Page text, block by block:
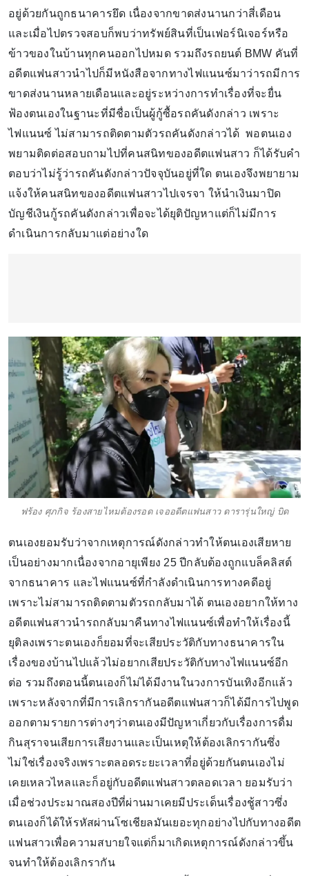
อยู่ด้วยกันถูกธนาคารยึด เนื่องจากขาดส่งนานกว่าสี่เดือน
และเมื่อไปตรวจสอบก็พบว่าทรัพย์สินที่เป็นเฟอร์นิเจอร์หรือ
ข้าวของในบ้านทุกคนออกไปหมด รวมถึงรถยนต์ BMW คันที่
อดีตแฟนสาวนำไปก็มีหนังสือจากทางไฟแนนซ์มาว่ารถมีการ
ขาดส่งนานหลายเดือนและอยู่ระหว่างการทำเรื่องที่จะยื่น
ฟ้องตนเองในฐานะที่มีชื่อเป็นผู้กู้ซื้อรถคันดังกล่าว เพราะ
ไฟแนนซ์ ไม่สามารถติดตามตัวรถคันดังกล่าวได้ พอตนเอง
พยามติดต่อสอบถามไปที่คนสนิทของอดีตแฟนสาว ก็ได้รับคำ
ตอบว่าไม่รู้ว่ารถคันดังกล่าวปัจจุบันอยู่ที่ใด ตนเองจึงพยายาม
แจ้งให้คนสนิทของอดีตแฟนสาวไปเจรจา ให้นำเงินมาปิด
บัญชีเงินกู้รถคันดังกล่าวเพื่อจะได้ยุติปัญหาแต่ก็ไม่มีการ
ดำเนินการกลับมาแต่อย่างใด
ฟร้อง ศุภกิจ ร้องสายไหมต้องรอด เจออดีตแฟนสาว ดารารุ่นใหญ่ บิด
ตนเองยอมรับว่าจากเหตุการณ์ดังกล่าวทำให้ตนเองเสียหาย
เป็นอย่างมากเนื่องจากอายุเพียง 25 ปีกลับต้องถูกแบล็คลิสต์
จากธนาคาร และไฟแนนซ์ที่กำลังดำเนินการทางคดีอยู่
เพราะไม่สามารถติดตามตัวรถกลับมาได้ ตนเองอยากให้ทาง
อดีตแฟนสาวนำรถกลับมาคืนทางไฟแนนซ์เพื่อทำให้เรื่องนี้
ยุติลงเพราะตนเองก็ยอมที่จะเสียประวัติกับทางธนาคารใน
เรื่องของบ้านไปแล้วไม่อยากเสียประวัติกับทางไฟแนนซ์อีก
ต่อ รวมถึงตอนนี้ตนเองก็ไม่ได้มีงานในวงการบันเทิงอีกแล้ว
เพราะหลังจากที่มีการเลิกรากันอดีตแฟนสาวก็ได้มีการไปพูด
ออกตามรายการต่างๆว่าตนเองมีปัญหาเกี่ยวกับเรื่องการดื่ม
กินสุราจนเสียการเสียงานและเป็นเหตุให้ต้องเลิกรากันซึ่ง
ไม่ใช่เรื่องจริงเพราะตลอดระยะเวลาที่อยู่ด้วยกันตนเองไม่
เคยเหลวไหลและก็อยู่กับอดีตแฟนสาวตลอดเวลา ยอมรับว่า
เมื่อช่วงประมาณสองปีที่ผ่านมาเคยมีประเด็นเรื่องชู้สาวซึ่ง
ตนเองก็ได้ให้รหัสผ่านโซเชียลมันเยอะทุกอย่างไปกับทางอดีต
แฟนสาวเพื่อความสบายใจแต่ก็มาเกิดเหตุการณ์ดังกล่าวขึ้น
จนทำให้ต้องเลิกรากัน